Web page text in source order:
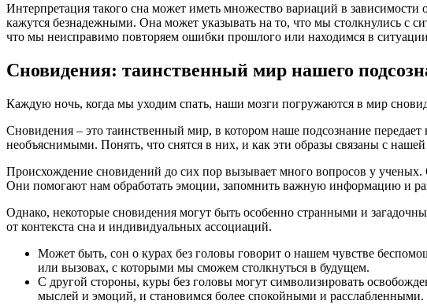
Интерпретация такого сна может иметь множество вариаций в
кажутся безнадежными. Она может указывать на то, что мы столкнулись с
что мы неисправимо повторяем ошибки прошлого или находимся в
Сновидения: таинственный мир нашего
Каждую ночь, когда мы уходим спать, наши мозги погружаются в мир
Сновидения – это таинственный мир, в котором наше подсознание
необъяснимыми. Понять, что снятся в них, и как эти образы связаны с
Происхождение сновидений до сих пор вызывает много вопросов у
Они помогают нам обработать эмоции, запомнить важную информацию и
Однако, некоторые сновидения могут быть особенно странными и
от контекста сна и индивидуальных ассоциаций.
Может быть, сон о курах без головы говорит о нашем чувстве
или вызовах, с которыми мы сможем столкнуться в будущем.
С другой стороны, куры без головы могут символизировать
мыслей и эмоций, и становимся более спокойными и расслабленными.